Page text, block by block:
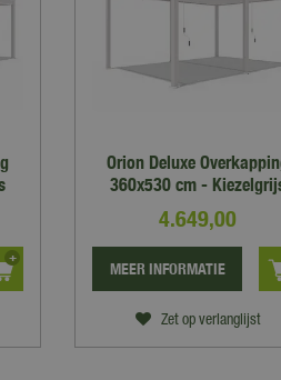
Orion Deluxe
360x530 cm -
4.649,00
Zet op verlanglijst
MEER INFORMATIE